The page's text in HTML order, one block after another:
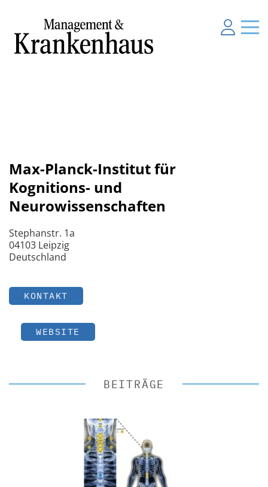
Max-Planck-Institut für
Kognitions- und
Neurowissenschaften
Stephanstr. 1a
04103 Leipzig
Deutschland
KONTAKT
WEBSITE
BEITRÄGE